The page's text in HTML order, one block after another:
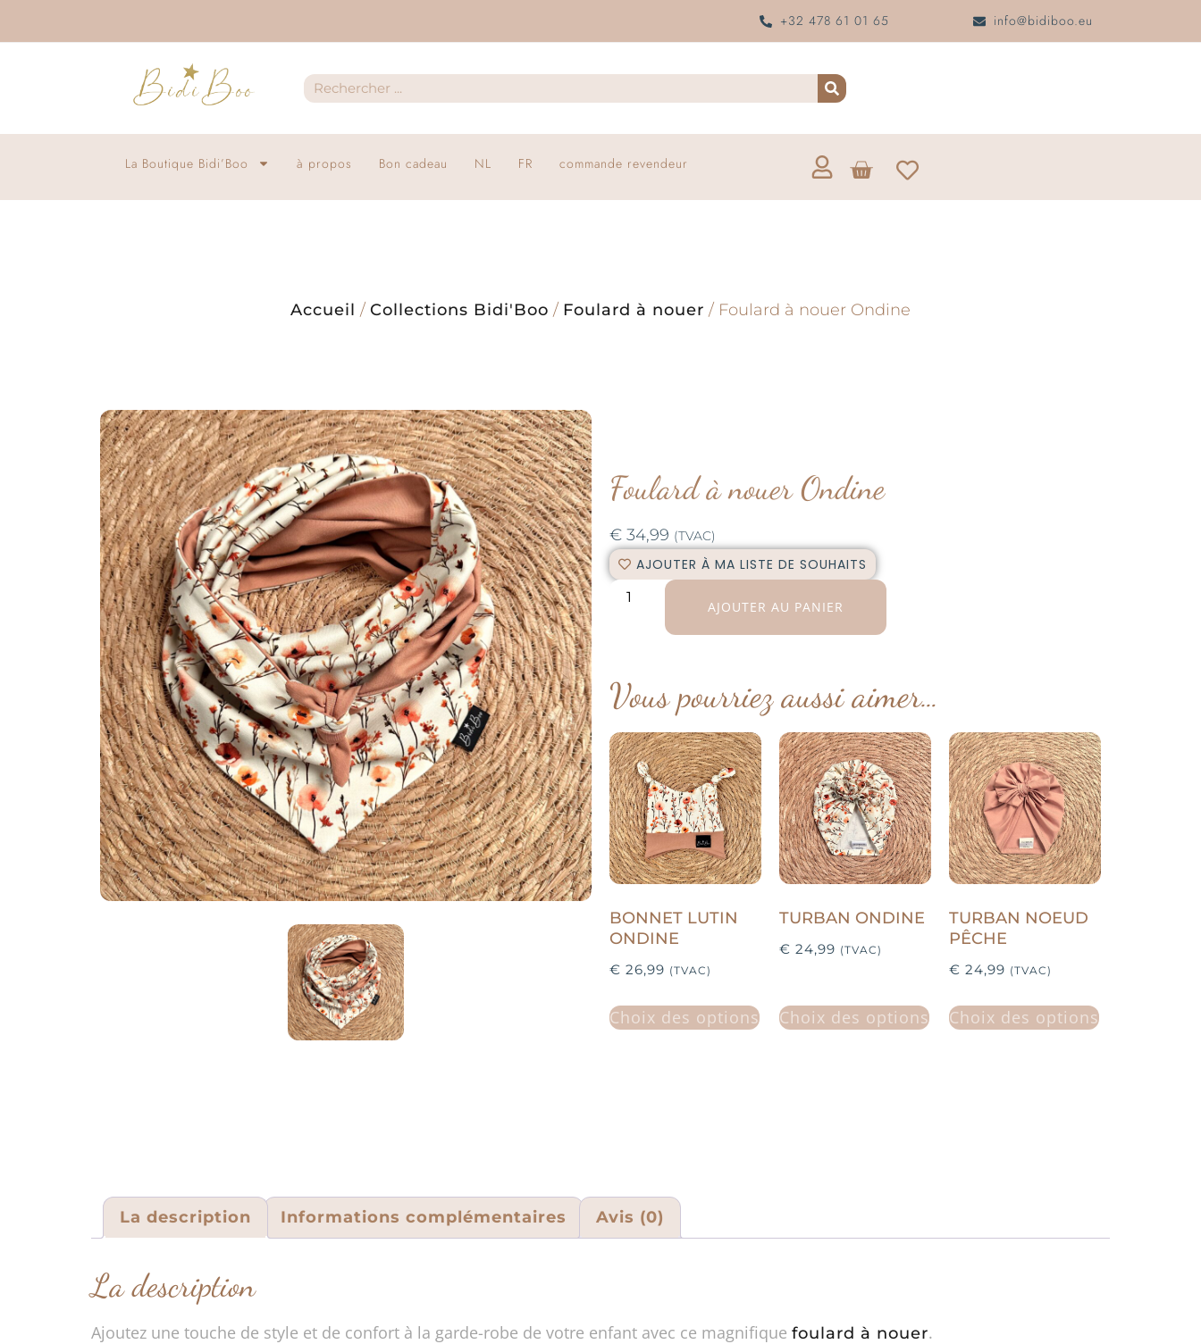
+32 478 61 01 65 info@bidiboo.eu
La Boutique Bidi’Boo à propos Bon cadeau NL FR commande revendeur
Accueil / Collections Bidi'Boo / Foulard à nouer / Foulard à nouer Ondine
Foulard à nouer Ondine
€ 34,99 (TVAC)
AJOUTER À MA LISTE DE SOUHAITS
AJOUTER AU PANIER
Vous pourriez aussi aimer…
BONNET LUTIN
ONDINE
€ 26,99 (TVAC)
Choix des options
TURBAN ONDINE
€ 24,99 (TVAC)
Choix des options
TURBAN NOEUD
PÊCHE
€ 24,99 (TVAC)
Choix des options
La description Informations complémentaires Avis (0)
La description
Ajoutez une touche de style et de confort à la garde-robe de votre enfant avec ce magnifique foulard à nouer.